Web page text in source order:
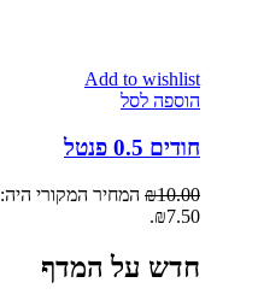
Add to wishlist
הוספה לסל
חודים 0.5 פנטל
₪10.00 המחיר המקורי היה: ₪10.00.
₪7.50.
חדש על המדף